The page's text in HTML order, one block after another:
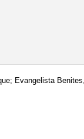
Evangelista